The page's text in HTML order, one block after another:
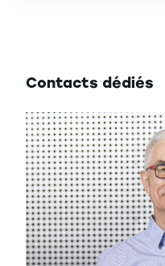
Contacts dédiés